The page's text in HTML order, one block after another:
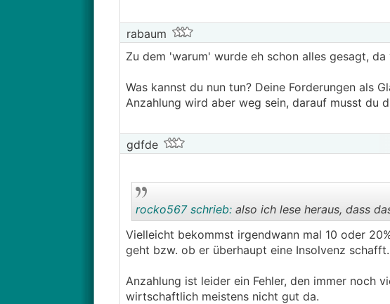
rabaum
Zu dem 'warum' wurde eh schon alles gesagt,
Was kannst du nun tun? Deine Forderungen als
Anzahlung wird aber weg sein, darauf musst du
gdfde
rocko567 schrieb:also ich lese heraus, dass
Vielleicht bekommst irgendwann mal 10 oder
geht bzw. ob er überhaupt eine Insolvenz schafft.
Anzahlung ist leider ein Fehler, den immer noch
wirtschaftlich meistens nicht gut da.